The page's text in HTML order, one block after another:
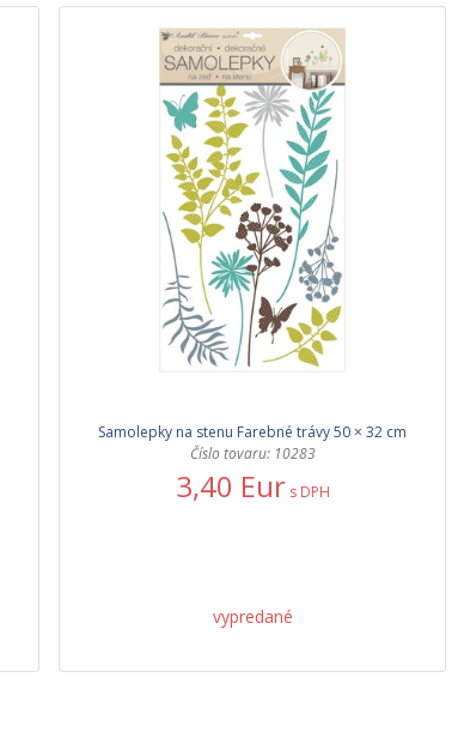
Samolepky na stenu Farebné trávy 50 × 32 cm
Číslo tovaru: 10283
3,40 Eur s DPH
vypredané